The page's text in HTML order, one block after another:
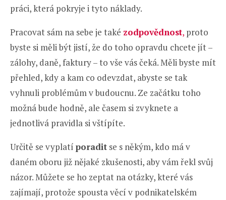
práci, která pokryje i tyto náklady.
Pracovat sám na sebe je také zodpovědnost, proto
byste si měli být jistí, že do toho opravdu chcete jít –
zálohy, daně, faktury – to vše vás čeká. Měli byste mít
přehled, kdy a kam co odevzdat, abyste se tak
vyhnuli problémům v budoucnu. Ze začátku toho
možná bude hodně, ale časem si zvyknete a
jednotlivá pravidla si vštípíte.
Určitě se vyplatí poradit se s někým, kdo má v
daném oboru již nějaké zkušenosti, aby vám řekl svůj
názor. Můžete se ho zeptat na otázky, které vás
zajímají, protože spousta věcí v podnikatelském